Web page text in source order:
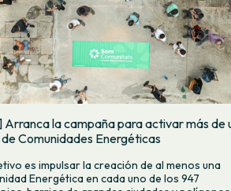
Arranca la campaña para activar más de
Comunidades Energéticas
es impulsar la creación de al menos una
Energética en cada uno de los 947